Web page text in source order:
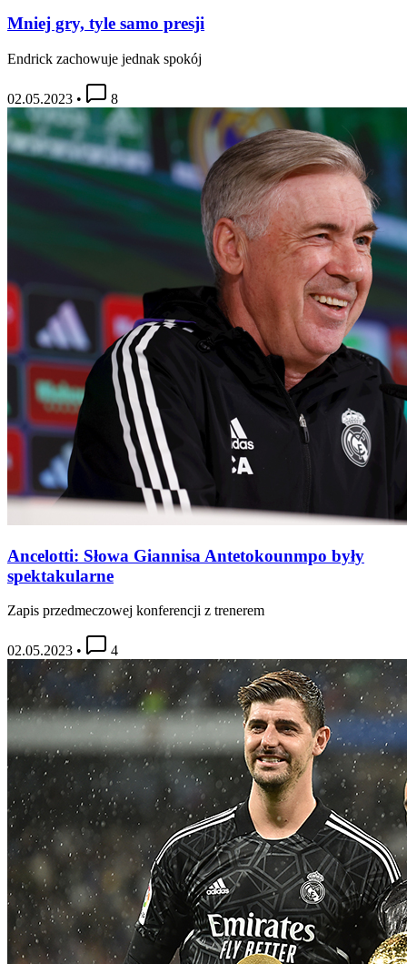
Mniej gry, tyle samo presji
Endrick zachowuje jednak spokój
02.05.2023 • 8
Ancelotti: Słowa Giannisa Antetokounmpo były
spektakularne
Zapis przedmeczowej konferencji z trenerem
02.05.2023 • 4